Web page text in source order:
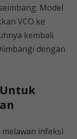
Model
VCO ke
kembali
dengan
infeksi